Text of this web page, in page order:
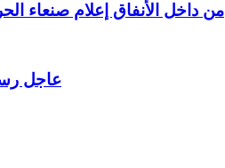
من داخل الأنفاق إعلام صنعاء
عاجل